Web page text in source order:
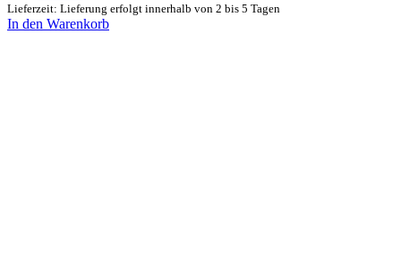
Lieferzeit: Lieferung erfolgt innerhalb von 2 bis 5 Tagen
In den Warenkorb